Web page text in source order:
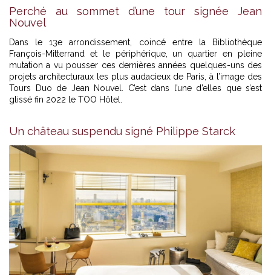
Perché au sommet d’une tour signée Jean
Nouvel
Dans le 13e arrondissement, coincé entre la Bibliothèque
François-Mitterrand et le périphérique, un quartier en pleine
mutation a vu pousser ces dernières années quelques-uns des
projets architecturaux les plus audacieux de Paris, à l’image des
Tours Duo de Jean Nouvel. C’est dans l’une d’elles que s’est
glissé fin 2022 le TOO Hôtel.
Un château suspendu signé Philippe Starck